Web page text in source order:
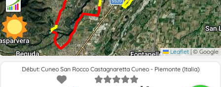
Leaflet | © Google
Début: Cuneo San Rocco Castagnaretta Cuneo - Piemonte (Italia)